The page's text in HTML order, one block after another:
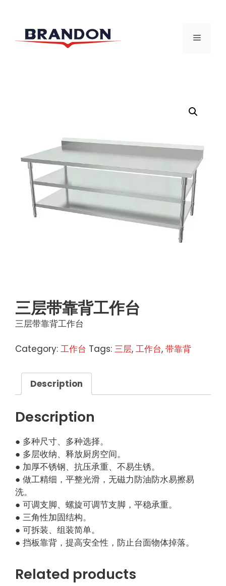
菜
三层带靠背工作台
三层带靠背工作台
Category: 工作台 Tags: 三层, 工作台, 带靠背
Description
Description
● 多种尺寸、多种选择。
● 多层收纳、释放厨房空间。
● 加厚不锈钢、抗压承重、不易生锈。
● 做工精细，平整光滑，无磁力防油防水易擦易
洗。
● 可调支脚、螺旋可调节支脚，平稳承重。
● 三角性加固结构。
● 可拆装、组装简单。
● 挡板靠背，提高安全性，防止台面物体掉落。
Related products